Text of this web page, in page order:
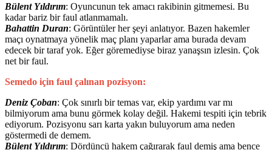
Bülent Yıldırım: Oyuncunun tek amacı rakibinin gitmemesi. Bu
kadar bariz bir faul atlanmamalı.
Bahattin Duran: Görüntüler her şeyi anlatıyor. Bazen hakemler
maçı oynatmaya yönelik maç planı yaparlar ama burada devam
edecek bir taraf yok. Eğer göremediyse biraz yanaşsın izlesin. Çok
net bir faul.
Semedo için faul çalınan pozisyon:
Deniz Çoban: Çok sınırlı bir temas var, ekip yardımı var mı
bilmiyorum ama bunu görmek kolay değil. Hakemi tespiti için tebrik
ediyorum. Pozisyonu sarı karta yakın buluyorum ama neden
göstermedi de demem.
Bülent Yıldırım: Dördüncü hakem çağırarak faul demiş ama bence